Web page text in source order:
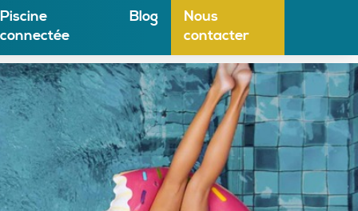
Piscine
connectée
Blog
Nous
contacter